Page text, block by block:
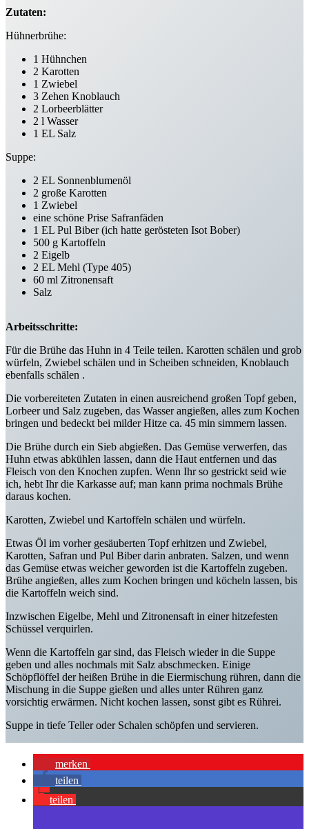
Zutaten:
Hühnerbrühe:
1 Hühnchen
2 Karotten
1 Zwiebel
3 Zehen Knoblauch
2 Lorbeerblätter
2 l Wasser
1 EL Salz
Suppe:
2 EL Sonnenblumenöl
2 große Karotten
1 Zwiebel
eine schöne Prise Safranfäden
1 EL Pul Biber (ich hatte gerösteten Isot Bober)
500 g Kartoffeln
2 Eigelb
2 EL Mehl (Type 405)
60 ml Zitronensaft
Salz
Arbeitsschritte:
Für die Brühe das Huhn in 4 Teile teilen. Karotten schälen und grob
würfeln, Zwiebel schälen und in Scheiben schneiden, Knoblauch
ebenfalls schälen .
Die vorbereiteten Zutaten in einen ausreichend großen Topf geben,
Lorbeer und Salz zugeben, das Wasser angießen, alles zum Kochen
bringen und bedeckt bei milder Hitze ca. 45 min simmern lassen.
Die Brühe durch ein Sieb abgießen. Das Gemüse verwerfen, das
Huhn etwas abkühlen lassen, dann die Haut entfernen und das
Fleisch von den Knochen zupfen. Wenn Ihr so gestrickt seid wie
ich, hebt Ihr die Karkasse auf; man kann prima nochmals Brühe
daraus kochen.
Karotten, Zwiebel und Kartoffeln schälen und würfeln.
Etwas Öl im vorher gesäuberten Topf erhitzen und Zwiebel,
Karotten, Safran und Pul Biber darin anbraten. Salzen, und wenn
das Gemüse etwas weicher geworden ist die Kartoffeln zugeben.
Brühe angießen, alles zum Kochen bringen und köcheln lassen, bis
die Kartoffeln weich sind.
Inzwischen Eigelbe, Mehl und Zitronensaft in einer hitzefesten
Schüssel verquirlen.
Wenn die Kartoffeln gar sind, das Fleisch wieder in die Suppe
geben und alles nochmals mit Salz abschmecken. Einige
Schöpflöffel der heißen Brühe in die Eiermischung rühren, dann die
Mischung in die Suppe gießen und alles unter Rühren ganz
vorsichtig erwärmen. Nicht kochen lassen, sonst gibt es Rührei.
Suppe in tiefe Teller oder Schalen schöpfen und servieren.
merken
teilen
teilen